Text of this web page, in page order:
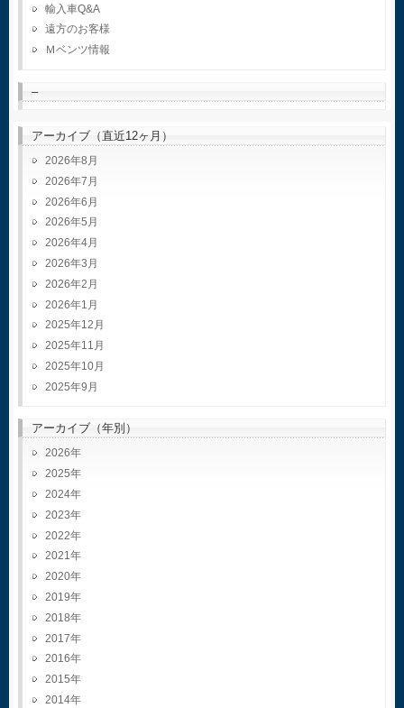
輸入車Q&A
遠方のお客様
Ｍベンツ情報
–
アーカイブ（直近12ヶ月）
2026年8月
2026年7月
2026年6月
2026年5月
2026年4月
2026年3月
2026年2月
2026年1月
2025年12月
2025年11月
2025年10月
2025年9月
アーカイブ（年別）
2026
2025
2024
2023
2022
2021
2020
2019
2018
2017
2016
2015
2014